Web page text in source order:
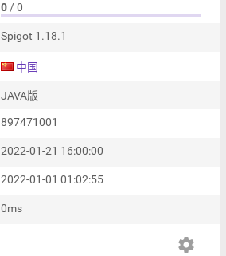
0 / 0
Spigot 1.18.1
中国
JAVA版
897471001
2022-01-21 16:00:00
2022-01-01 01:02:55
0ms
settings